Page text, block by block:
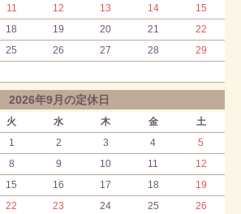
11 12 13 14
15
18 19 20 21
22
25 26 27 28
29
2026年9月の定休日
火 水 木 金
土
1
2 3 4
5
8 9 10 11
12
15 16 17 18
19
22 23 24 25
26